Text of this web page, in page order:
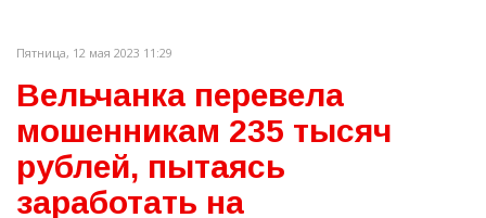
Пятница, 12 мая 2023 11:29
Вельчанка перевела
мошенникам 235 тысяч
рублей, пытаясь
заработать на